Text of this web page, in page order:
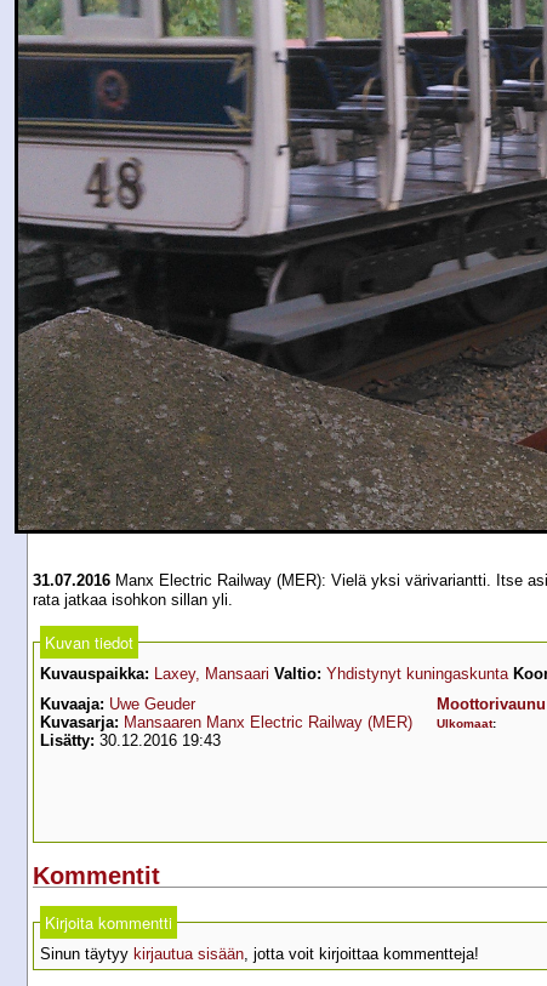
31.07.2016 Manx Electric Railway (MER): Vielä yksi värivariantti. Itse
rata jatkaa isohkon sillan yli.
Kuvan tiedot
Kuvauspaikka: Laxey, Mansaari Valtio: Yhdistynyt kuningaskunta
Kuvaaja: Uwe Geuder
Kuvasarja: Mansaaren Manx Electric Railway (MER)
Lisätty: 30.12.2016 19:43
Moottorivaunu
Ulkomaat:
Kommentit
Kirjoita kommentti
Sinun täytyy kirjautua sisään , jotta voit kirjoittaa kommentteja!